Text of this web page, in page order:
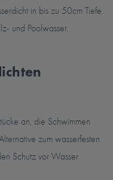
in bis zu 50cm Tiefe.
und Poolwasser.
an, die Schwimmen
zum wasserfesten
Schutz vor Wasser